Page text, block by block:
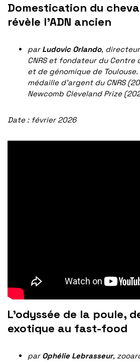
Domestication du
révèle l’ADN ancien
par Ludovic Orlando,
CNRS et fondateur du Centre
et de génomique de
médaille d’argent du CNRS
Newcomb Cleveland Prize
Date : février 2026
L’odyssée de la poule,
exotique au fast-food
par Ophélie Lebrasseur,